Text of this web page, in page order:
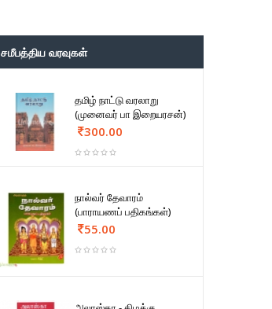
சமீபத்திய வரவுகள்
தமிழ் நாட்டு வரலாறு
(முனைவர் பா இறையரசன்)
300.00
நால்வர் தேவாரம்
(பாராயணப் பதிகங்கள்)
55.00